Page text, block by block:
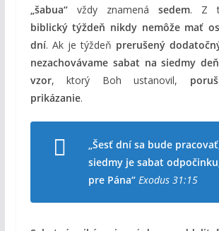
„šabua“vždy znamená sedem. Z
biblický týždeň nikdy nemôže mať
dní. Ak je týždeň prerušený
nezachovávame sabat na siedmy deň
vzor, ktorý Boh ustanovil,
prikázanie.
„Šesť dní sa bude
siedmy je sabat
pre Pána“ Exodus 31:15